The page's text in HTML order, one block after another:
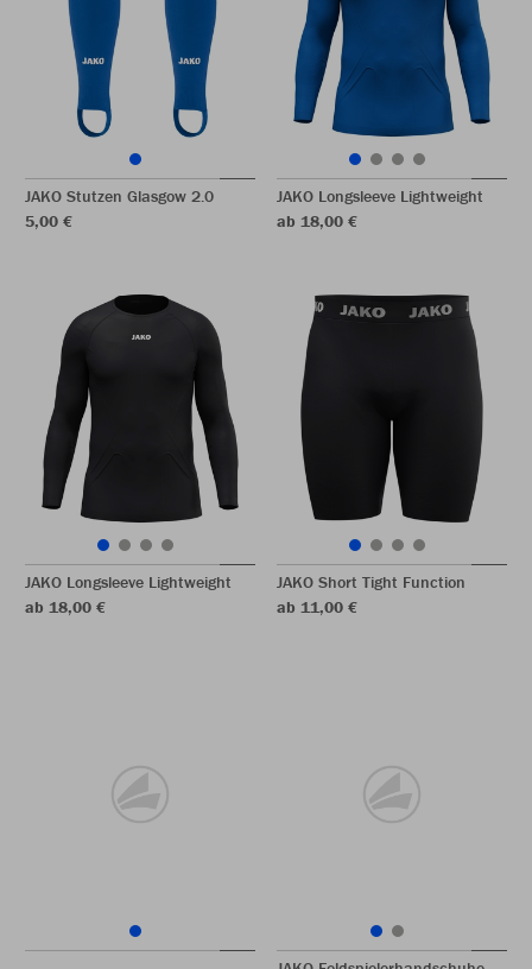
JAKO Stutzen Glasgow 2.0
5,00 €
JAKO Longsleeve Lightweight
ab 18,00 €
JAKO Longsleeve Lightweight
ab 18,00 €
JAKO Short Tight Function
ab 11,00 €